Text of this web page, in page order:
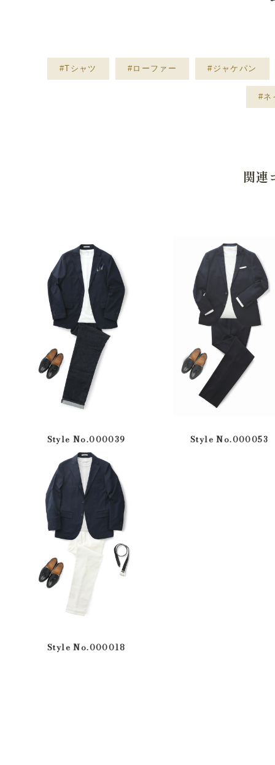
#Tシャツ #ローファー #ジャケパン
#ネ
関連
Style No.000039 Style No.000053
Style No.000018